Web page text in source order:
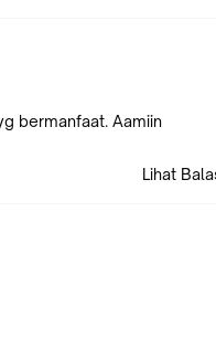
bermanfaat. Aamiin
Lihat